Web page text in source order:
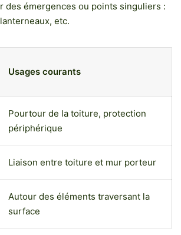
des émergences ou points singuliers :
etc.
Usages courants
Pourtour de la toiture, protection
périphérique
Liaison entre toiture et mur porteur
Autour des éléments traversant la
surface